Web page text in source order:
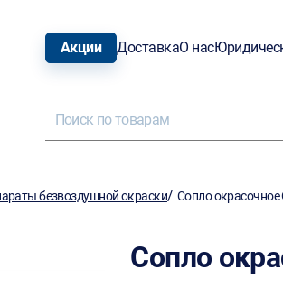
Акции ДоставкаО нас
безвоздушной окраски/ Сопло окрасочное
Сопло